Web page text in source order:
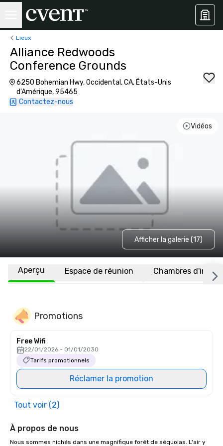
Lieux
Alliance Redwoods
Conference Grounds
6250 Bohemian Hwy, Occidental, CA, États-Unis
d'Amérique, 95465
Contactez-nous
Vidéos
Afficher la galerie (17)
Aperçu Espace de réunion Chambres
Promotions
Free Wifi
22/01/2026 - 01/01/2030
Tarifs promotionnels
Réclamer la promotion
Tout voir (2)
À propos de nous
Nous sommes nichés dans une magnifique forêt de séquoias. L'air y